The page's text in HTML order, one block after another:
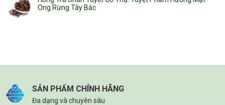
Ong Rừng Tây Bắc
SẢN PHẨM CHÍNH HÃNG
Đa dạng và chuyên sâu